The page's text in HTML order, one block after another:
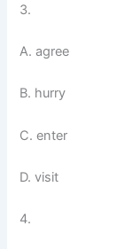
3.
A. agree
B. hurry
C. enter
D. visit
4.